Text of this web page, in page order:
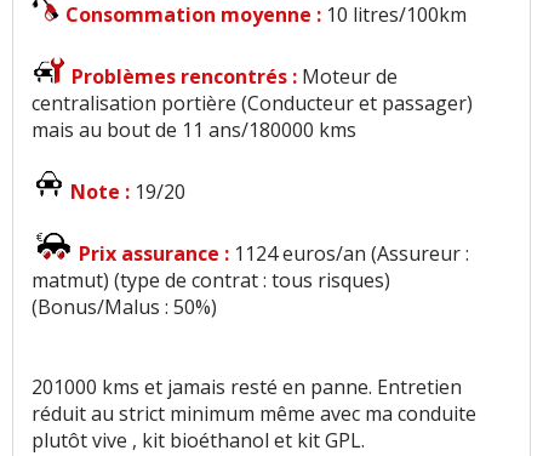
Consommation moyenne : 10 litres/100km
Problèmes rencontrés : Moteur de
centralisation portière (Conducteur et passager)
mais au bout de 11 ans/180000 kms
Note : 19/20
Prix assurance : 1124 euros/an (Assureur :
matmut) (type de contrat : tous risques)
(Bonus/Malus : 50%)
201000 kms et jamais resté en panne. Entretien
réduit au strict minimum même avec ma conduite
plutôt vive , kit bioéthanol et kit GPL.